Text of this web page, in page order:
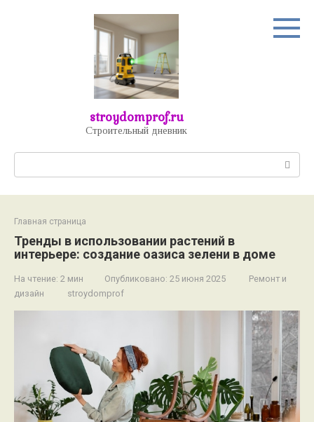
stroydomprof.ru
Строительный дневник
Главная страница
Тренды в использовании растений в
интерьере: создание оазиса зелени в доме
На чтение: 2 мин Опубликовано: 25 июня 2025
Ремонт и
дизайн
stroydomprof